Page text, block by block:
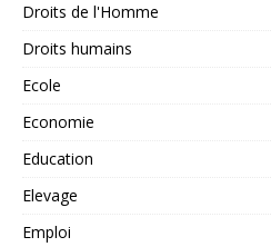
Droits de l'Homme
Droits humains
Ecole
Economie
Education
Elevage
Emploi